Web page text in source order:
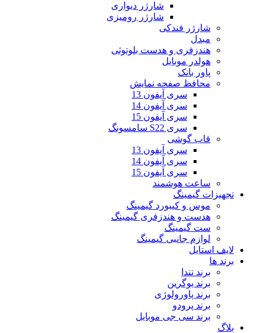
شارژر دیواری
شارژر رومیزی
شارژر فندکی
مبدل
هندزفری و هدست بلوتوثی
هولدر موبایل
پاور بانک
محافظ صفحه نمایش
سری آیفون 13
سری آیفون 14
سری آیفون 15
سری S22 سامسونگ
قاب گوشی
سری آیفون 13
سری آیفون 14
سری آیفون 15
ساعت هوشمند
تجهیزات گیمینگ
موس و کیبورد گیمینگ
هدست و هندزفری گیمینگ
ست گیمینگ
لوازم جانبی گیمینگ
لایف استایل
برند ها
برند تندا
برند یوگرین
برند پاورولوژی
برند پرودو
برند سی جی موبایل
بلاگ